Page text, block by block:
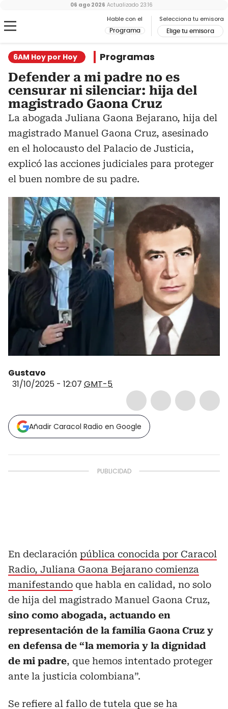
Hable con el
Programa
Selecciona tu emisora
Elige tu emisora
06 ago 2026 Actualizado 23:16
6AM Hoy por Hoy Programas
Defender a mi padre no es
censurar ni silenciar: hija del
magistrado Gaona Cruz
La abogada Juliana Gaona Bejarano, hija del
magistrado Manuel Gaona Cruz, asesinado
en el holocausto del Palacio de Justicia,
explicó las acciones judiciales para proteger
el buen nombre de su padre.
Gustavo
31/10/2025 - 12:07 GMT-5
Añadir Caracol Radio en Google
En declaración pública conocida por Caracol
Radio, Juliana Gaona Bejarano comienza
manifestando que habla en calidad, no solo
de hija del magistrado Manuel Gaona Cruz,
sino como abogada, actuando en
representación de la familia Gaona Cruz y
en defensa de “la memoria y la dignidad
de mi padre, que hemos intentado proteger
ante la justicia colombiana”.
Se refiere al fallo de tutela que se ha